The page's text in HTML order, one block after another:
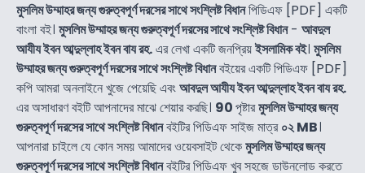
মুসলিম উম্মাহর জন্য গুরুত্বপূর্ণ দরসের সাথে সংশ্লিষ্ট বিধানপিডিএফ [PDF] একটি
বাংলা বই। মুসলিম উম্মাহর জন্য গুরুত্বপূর্ণ দরসের সাথে সংশ্লিষ্ট বিধান- আবদুল
আযীয ইবন আব্দুল্লাহ ইবন বায রহ.এর লেখা একটি জনপ্রিয়ইসলামিক বই। মুসলিম
উম্মাহর জন্য গুরুত্বপূর্ণ দরসের সাথে সংশ্লিষ্ট বিধানবইয়ের একটি পিডিএফ [PDF]
কপি আমরা অনলাইনে খুজে পেয়েছি এবংআবদুল আযীয ইবন আব্দুল্লাহ ইবন বায রহ.
এর অসাধারণ বইটি আপনাদের মাঝে শেয়ার করছি। 90পৃষ্টারমুসলিম উম্মাহর জন্য
গুরুত্বপূর্ণ দরসের সাথে সংশ্লিষ্ট বিধানবইটির পিডিএফ সাইজ মাত্র০২ MB।
আপনারা চাইলে যে কোন সময় আমাদের ওয়েবসাইট থেকেমুসলিম উম্মাহর জন্য
গুরুত্বপূর্ণ দরসের সাথে সংশ্লিষ্ট বিধানবইটির পিডিএফ খুব সহজে ডাউনলোড করতে